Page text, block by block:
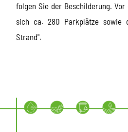
folgen Sie der Beschilderung. Vor
sich ca. 280 Parkplätze sowie
Strand".